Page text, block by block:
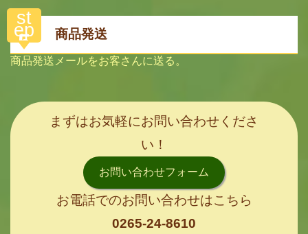
st
ep
5 商品発送
商品発送メールをお客さんに送る。
まずはお気軽にお問い合わせくださ
い！
お問い合わせフォーム
お電話でのお問い合わせはこちら
0265-24-8610